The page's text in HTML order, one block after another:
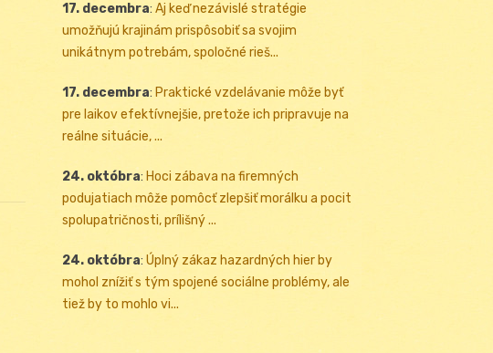
17. decembra: Aj keď nezávislé stratégie
umožňujú krajinám prispôsobiť sa svojim
unikátnym potrebám, spoločné rieš...
17. decembra: Praktické vzdelávanie môže byť
pre laikov efektívnejšie, pretože ich pripravuje na
reálne situácie, ...
24. októbra: Hoci zábava na firemných
podujatiach môže pomôcť zlepšiť morálku a pocit
spolupatričnosti, prílišný ...
24. októbra: Úplný zákaz hazardných hier by
mohol znížiť s tým spojené sociálne problémy, ale
tiež by to mohlo vi...